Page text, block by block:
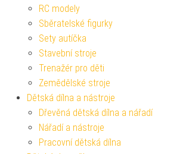
RC modely
Sběratelské figurky
Sety autíčka
Stavební stroje
Trenažér pro děti
Zemědělské stroje
Dětská dílna a nástroje
Dřevěná dětská dílna a nářadí
Nářadí a nástroje
Pracovní dětská dílna